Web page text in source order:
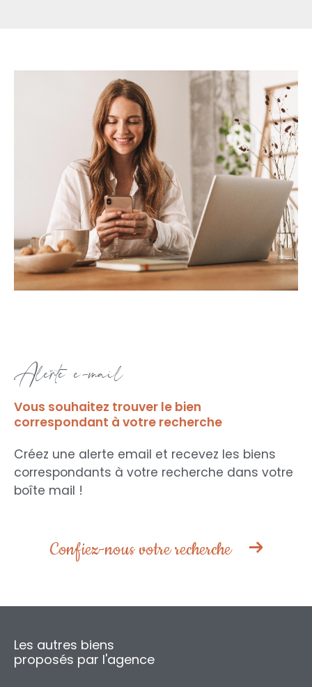
alerte e-mail
Vous souhaitez trouver le bien
correspondant à votre recherche
Créez une alerte email et recevez les biens
correspondants à votre recherche dans votre
boîte mail !
Confiez-nous votre recherche
Les autres biens
proposés par l'agence